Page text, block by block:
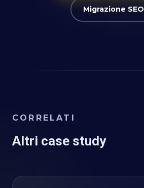
Migrazione SEO
CORRELATI
Altri case study